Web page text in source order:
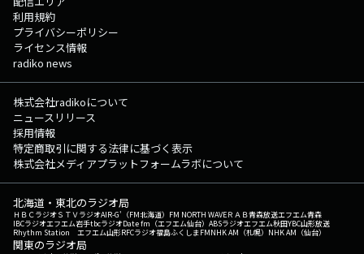
利用規約
プライバシーポリシー
ライセンス情報
radiko news
株式会社radikoについて
ニュースリリース
採用情報
特定商取引に関する法律に基づく表示
株式会社メディアプラットフォームラボについて
北海道・東北のラジオ局
ＨＢＣラジオＳＴＶラジオAIR-G'（FM北海道） FM NORTH WAVEＲＡＢ青森放送エフエム青森
IBCラジオエフエム岩手tbcラジオDate fm（エフエム仙台） ABSラジオエフエム秋田YBC山形放送
Rhythm Station エフエム山形RFCラジオ福島ふくしまFMNHK AM（札幌） NHK AM（仙台）
関東のラジオ局